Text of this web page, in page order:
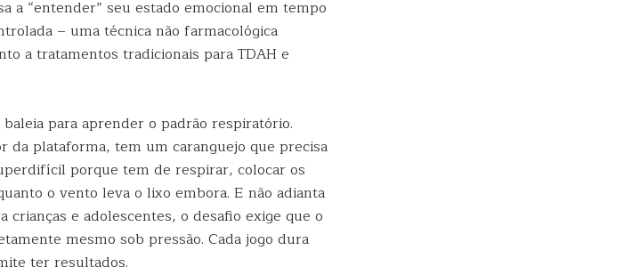
a “entender” seu estado emocional em tempo
– uma técnica não farmacológica
a tratamentos tradicionais para TDAH e
para aprender o padrão respiratório.
da plataforma, tem um caranguejo que precisa
porque tem de respirar, colocar os
o vento leva o lixo embora. E não adianta
crianças e adolescentes, o desafio exige que o
mesmo sob pressão. Cada jogo dura
ter resultados.